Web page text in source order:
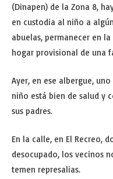
(Dinapen) de la Zona 8,
en custodia al niño a
abuelas, permanecer en
hogar provisional de una
Ayer, en ese albergue,
niño está bien de salud y
sus padres.
En la calle, en El Recreo,
desocupado, los vecinos
temen represalias.